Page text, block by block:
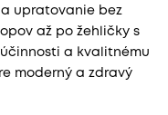
upratovanie bez
až po žehličky s
a kvalitnému
moderný a zdravý